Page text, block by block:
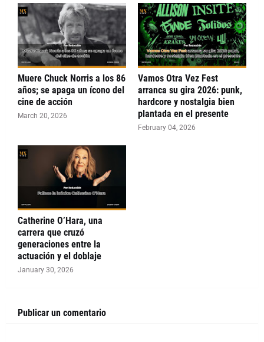
Muere Chuck Norris a los 86
años; se apaga un ícono del
cine de acción
March 20, 2026
Vamos Otra Vez Fest
arranca su gira 2026: punk,
hardcore y nostalgia bien
plantada en el presente
February 04, 2026
Catherine O’Hara, una
carrera que cruzó
generaciones entre la
actuación y el doblaje
January 30, 2026
Publicar un comentario